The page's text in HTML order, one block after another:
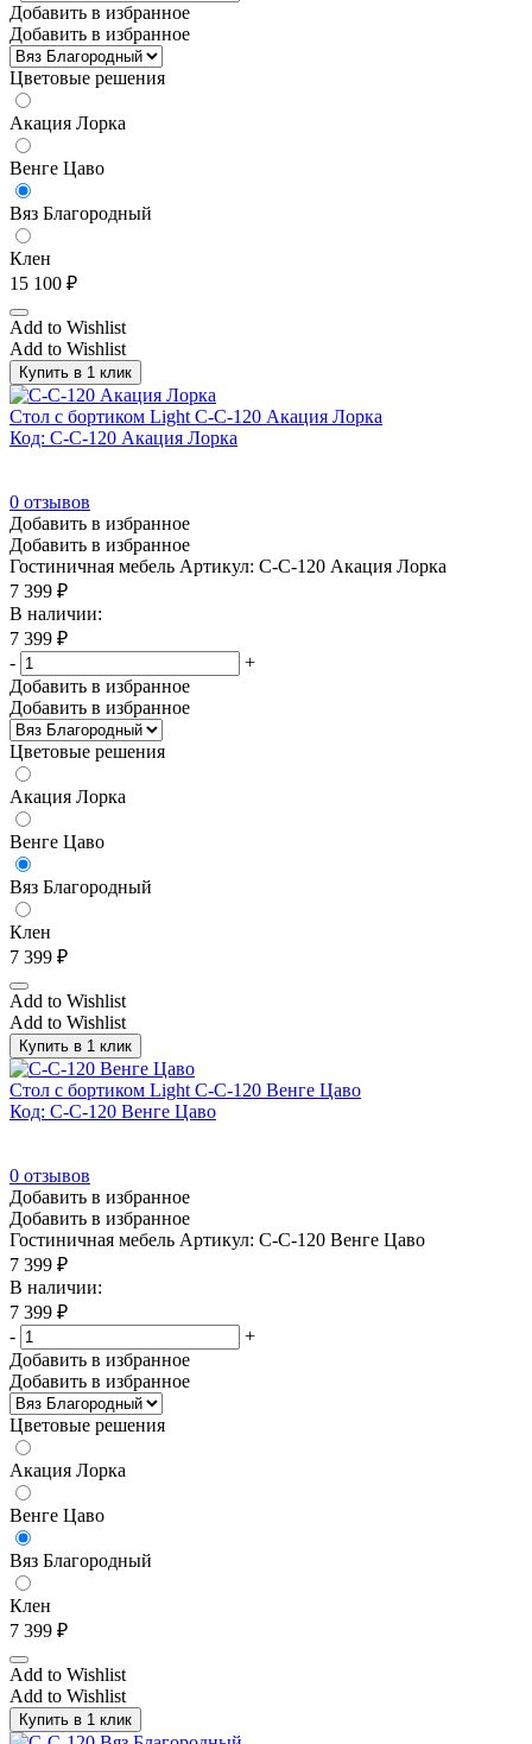
Добавить в избранное
Добавить в избранное
Цветовые решения
Акация Лорка
Венге Цаво
Вяз Благородный
Клен
15 100 ₽
Add to Wishlist
Add to Wishlist
Купить в 1 клик
Стол с бортиком Light С-С-120 Акация Лорка
Код: С-С-120 Акация Лорка
0 отзывов
Добавить в избранное
Добавить в избранное
Гостиничная мебель Артикул: С-С-120 Акация Лорка
7 399 ₽
В наличии:
7 399 ₽
-
+
Добавить в избранное
Добавить в избранное
Цветовые решения
Акация Лорка
Венге Цаво
Вяз Благородный
Клен
7 399 ₽
Add to Wishlist
Add to Wishlist
Купить в 1 клик
Стол с бортиком Light С-С-120 Венге Цаво
Код: С-С-120 Венге Цаво
0 отзывов
Добавить в избранное
Добавить в избранное
Гостиничная мебель Артикул: С-С-120 Венге Цаво
7 399 ₽
В наличии:
7 399 ₽
-
+
Добавить в избранное
Добавить в избранное
Цветовые решения
Акация Лорка
Венге Цаво
Вяз Благородный
Клен
7 399 ₽
Add to Wishlist
Add to Wishlist
Купить в 1 клик